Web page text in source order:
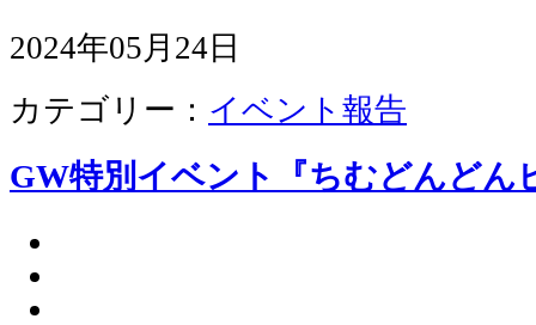
2024年05月24日
カテゴリー： イベント報告
GW特別イベント『ちむどんどん